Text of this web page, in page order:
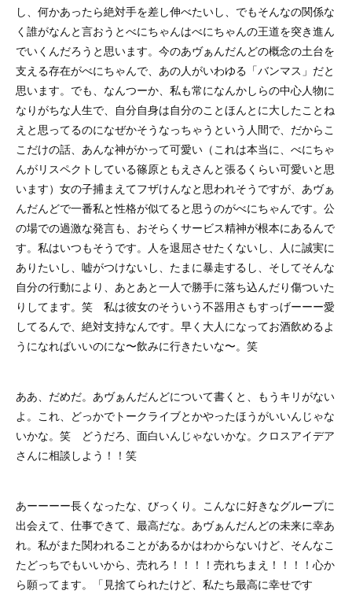
し、何かあったら絶対手を差し伸べたいし、でもそんなの関係な
く誰がなんと言おうとべにちゃんはべにちゃんの王道を突き進ん
でいくんだろうと思います。今のあヴぁんだんどの概念の土台を
支える存在がべにちゃんで、あの人がいわゆる「バンマス」だと
思います。でも、なんつーか、私も常になんかしらの中心人物に
なりがちな人生で、自分自身は自分のことほんとに大したことね
えと思ってるのになぜかそうなっちゃうという人間で、だからこ
こだけの話、あんな神がかって可愛い（これは本当に、べにちゃ
んがリスペクトしている篠原ともえさんと張るくらい可愛いと思
います）女の子捕まえてフザけんなと思われそうですが、あヴぁ
んだんどで一番私と性格が似てると思うのがべにちゃんです。公
の場での過激な発言も、おそらくサービス精神が根本にあるんで
す。私はいつもそうです。人を退屈させたくないし、人に誠実に
ありたいし、嘘がつけないし、たまに暴走するし、そしてそんな
自分の行動により、あとあと一人で勝手に落ち込んだり傷ついた
りしてます。笑 私は彼女のそういう不器用さもすっげーーー愛
してるんで、絶対支持なんです。早く大人になってお酒飲めるよ
うになればいいのにな〜飲みに行きたいな〜。笑
ああ、だめだ。あヴぁんだんどについて書くと、もうキリがない
よ。これ、どっかでトークライブとかやったほうがいいんじゃな
いかな。笑 どうだろ、面白いんじゃないかな。クロスアイデア
さんに相談しよう！！笑
あーーーー長くなったな、びっくり。こんなに好きなグループに
出会えて、仕事できて、最高だな。あヴぁんだんどの未来に幸あ
れ。私がまた関われることがあるかはわからないけど、そんなこ
たどっちでもいいから、売れろ！！！！売れちまえ！！！！心か
ら願ってます。「見捨てられたけど、私たち最高に幸せです